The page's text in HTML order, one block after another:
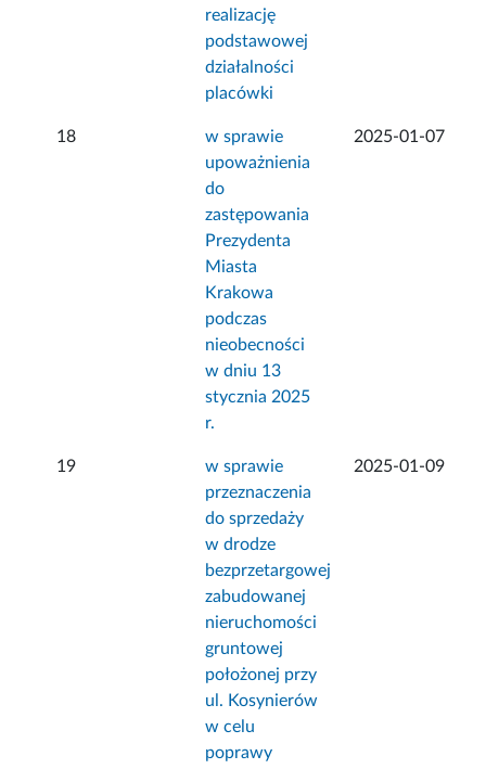
realizację
podstawowej
działalności
placówki
18
w sprawie
upoważnienia
do
zastępowania
Prezydenta
Miasta
Krakowa
podczas
nieobecności
w dniu 13
stycznia 2025
r.
2025-01-07
19
w sprawie
przeznaczenia
do sprzedaży
w drodze
bezprzetargowej
zabudowanej
nieruchomości
gruntowej
położonej przy
ul. Kosynierów
w celu
poprawy
2025-01-09